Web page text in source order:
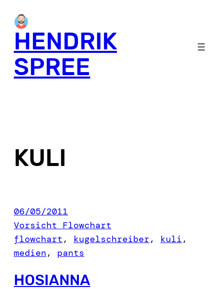
content
HENDRIK
SPREE
KULI
06/05/2011
Vorsicht Flowchart
flowchart , kugelschreiber, kuli
medien, pants
HOSIANNA